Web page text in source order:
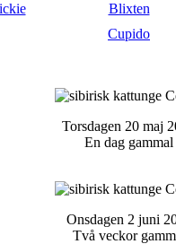
Blixten
Cupido
Torsdagen 20 maj
En dag gammal
Onsdagen 2 juni
Två veckor